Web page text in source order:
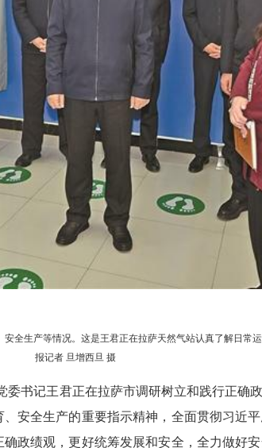
全生产等情况。这是王君正在拉萨天然气站认真了解日常
报记者 旦增西旦 摄
书记王君正在拉萨市调研树立和践行正确
安全生产的重要指示精神，全面贯彻习近
政绩观，更好统筹发展和安全，全力做好